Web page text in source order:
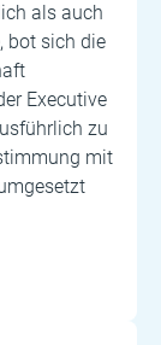
als auch
bot sich die
Executive
zu
mit